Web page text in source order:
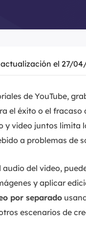
el 27/
de YouTube,
el éxito o el
y video juntos limita
a problemas de
audio del video,
y aplicar
por separado
escenarios de